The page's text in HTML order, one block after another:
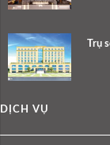
Trụ
DỊCH VỤ